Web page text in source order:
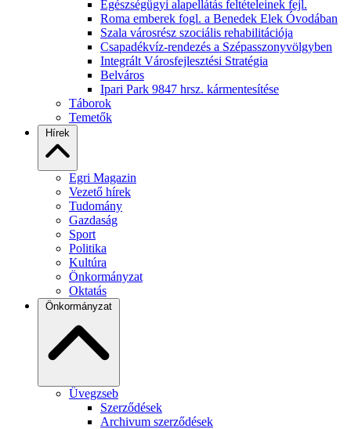
Egészségügyi alapellátás feltételeinek fejl.
Roma emberek fogl. a Benedek Elek Óvodában
Szala városrész szociális rehabilitációja
Csapadékvíz-rendezés a Szépasszonyvölgyben
Integrált Városfejlesztési Stratégia
Belváros
Ipari Park 9847 hrsz. kármentesítése
Táborok
Temetők
Hírek
Egri Magazin
Vezető hírek
Tudomány
Gazdaság
Sport
Politika
Kultúra
Önkormányzat
Oktatás
Önkormányzat
Üvegzseb
Szerződések
Archivum szerződések